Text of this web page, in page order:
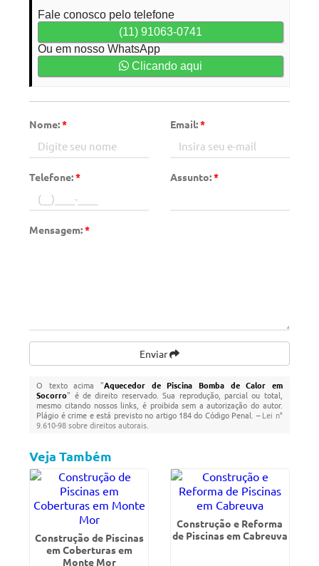
Fale conosco pelo telefone
(11) 91063-0741
Ou em nosso WhatsApp
Clicando aqui
Nome:* Email:*
Telefone:* Assunto:*
Mensagem:*
Enviar
O texto acima "Aquecedor de Piscina Bomba de Calor em
Socorro" é de direito reservado. Sua reprodução, parcial ou total,
mesmo citando nossos links, é proibida sem a autorização do autor.
Plágio é crime e está previsto no artigo 184 do Código Penal. –Lei n°
9.610-98 sobre direitos autorais
Veja Também
Construção de Piscinas
em Coberturas em
Monte Mor
Construção e Reforma
de Piscinas em Cabreuva